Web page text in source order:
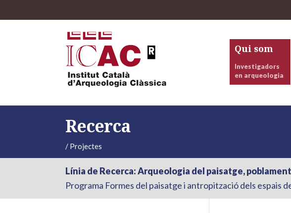
Qui som
Investigadors
en arqueologia
Recerca
/ Projectes
Línia de Recerca: Arqueologia del paisatge,
Programa Formes del paisatge i antropització dels espais